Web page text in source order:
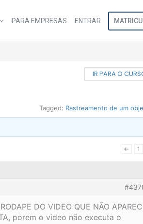
PARA EMPRESAS ENTRAR
IR PARA O
Tagged: Rastreamento de um
← 1
DO VIDEO QUE NÃO
porem o video não executa o